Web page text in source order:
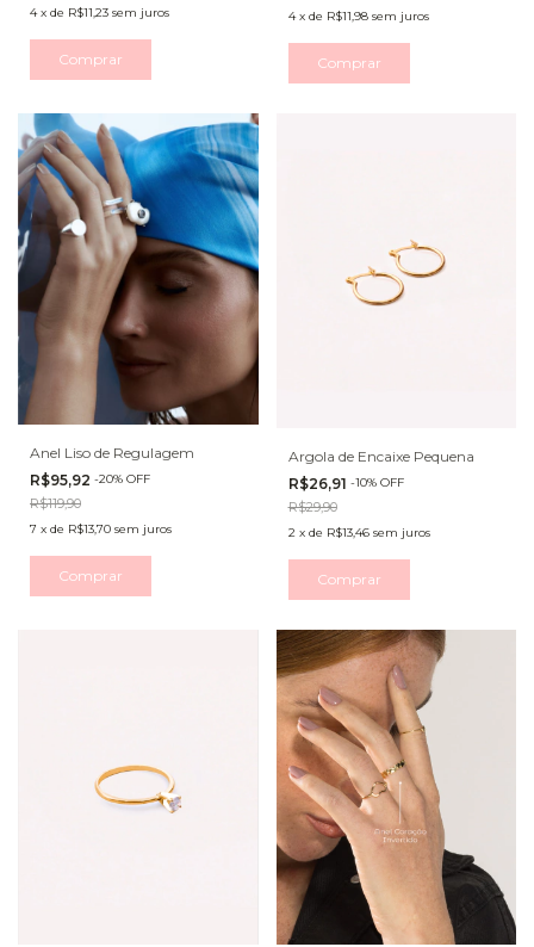
4 x de R$11,23 sem juros
Comprar
4 x de R$11,98 sem juros
Comprar
Anel Liso de Regulagem
R$95,92 -20% OFF
R$119,90
7 x de R$13,70 sem juros
Comprar
Argola de Encaixe Pequena
R$26,91 -10% OFF
R$29,90
2 x de R$13,46 sem juros
Comprar